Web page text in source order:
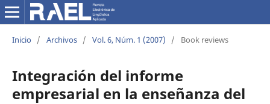
Inicio / Archivos / Vol. 6, Núm. 1 (2007) / Book reviews
Integración del informe
empresarial en la enseñanza del